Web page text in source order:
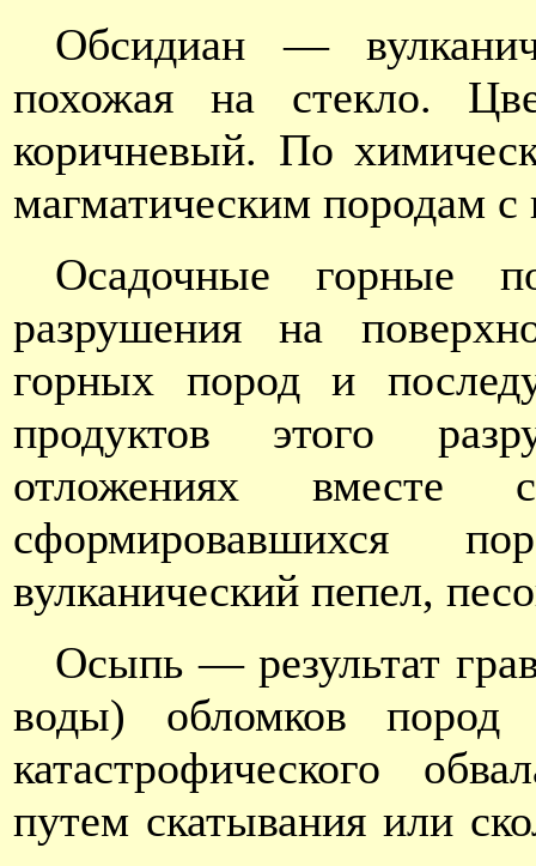
Обсидиан —
похожая на стекло.
коричневый. По
магматическим породам
Осадочные горные
разрушения на
горных пород и
продуктов этого
отложениях вместе
сформировавшихся
вулканический пепел,
Осыпь — результат
воды) обломков
катастрофического
путем скатывания или